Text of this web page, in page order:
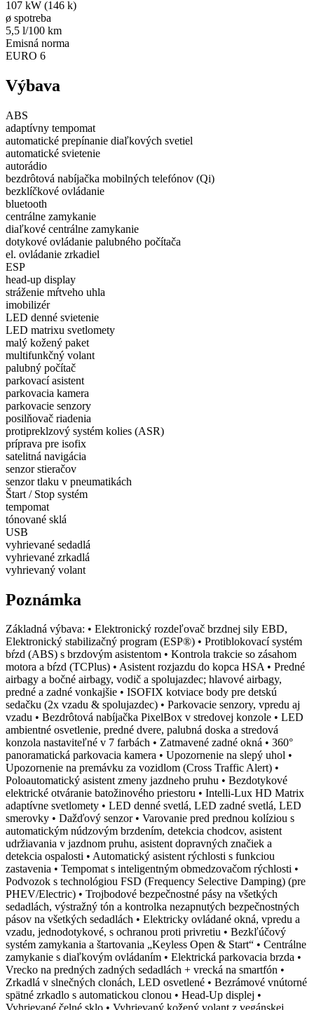
107 kW (146 k)
ø spotreba
5,5 l/100 km
Emisná norma
EURO 6
Výbava
ABS
adaptívny tempomat
automatické prepínanie diaľkových svetiel
automatické svietenie
autorádio
bezdrôtová nabíjačka mobilných telefónov (Qi)
bezklíčkové ovládanie
bluetooth
centrálne zamykanie
diaľkové centrálne zamykanie
dotykové ovládanie palubného počítača
el. ovládanie zrkadiel
ESP
head-up display
stráženie mŕtveho uhla
imobilizér
LED denné svietenie
LED matrixu svetlomety
malý kožený paket
multifunkčný volant
palubný počítač
parkovací asistent
parkovacia kamera
parkovacie senzory
posilňovač riadenia
protipreklzový systém kolies (ASR)
príprava pre isofix
satelitná navigácia
senzor stieračov
senzor tlaku v pneumatikách
Štart / Stop systém
tempomat
tónované sklá
USB
vyhrievané sedadlá
vyhrievané zrkadlá
vyhrievaný volant
Poznámka
Základná výbava: • Elektronický rozdeľovač brzdnej sily EBD,
Elektronický stabilizačný program (ESP®) • Protiblokovací systém
bŕzd (ABS) s brzdovým asistentom • Kontrola trakcie so zásahom
motora a bŕzd (TCPlus) • Asistent rozjazdu do kopca HSA • Predné
airbagy a bočné airbagy, vodič a spolujazdec; hlavové airbagy,
predné a zadné vonkajšie • ISOFIX kotviace body pre detskú
sedačku (2x vzadu & spolujazdec) • Parkovacie senzory, vpredu aj
vzadu • Bezdrôtová nabíjačka PixelBox v stredovej konzole • LED
ambientné osvetlenie, predné dvere, palubná doska a stredová
konzola nastaviteľné v 7 farbách • Zatmavené zadné okná • 360°
panoramatická parkovacia kamera • Upozornenie na slepý uhol •
Upozornenie na premávku za vozidlom (Cross Traffic Alert) •
Poloautomatický asistent zmeny jazdneho pruhu • Bezdotykové
elektrické otváranie batožinového priestoru • Intelli-Lux HD Matrix
adaptívne svetlomety • LED denné svetlá, LED zadné svetlá, LED
smerovky • Dažďový senzor • Varovanie pred prednou kolíziou s
automatickým núdzovým brzdením, detekcia chodcov, asistent
udržiavania v jazdnom pruhu, asistent dopravných značiek a
detekcia ospalosti • Automatický asistent rýchlosti s funkciou
zastavenia • Tempomat s inteligentným obmedzovačom rýchlosti •
Podvozok s technológiou FSD (Frequency Selective Damping) (pre
PHEV/Electric) • Trojbodové bezpečnostné pásy na všetkých
sedadlách, výstražný tón a kontrolka nezapnutých bezpečnostných
pásov na všetkých sedadlách • Elektricky ovládané okná, vpredu a
vzadu, jednodotykové, s ochranou proti privretiu • Bezkľúčový
systém zamykania a štartovania „Keyless Open & Start“ • Centrálne
zamykanie s diaľkovým ovládaním • Elektrická parkovacia brzda •
Vrecko na predných zadných sedadlách + vrecká na smartfón •
Zrkadlá v slnečných clonách, LED osvetlené • Bezrámové vnútorné
spätné zrkadlo s automatickou clonou • Head-Up displej •